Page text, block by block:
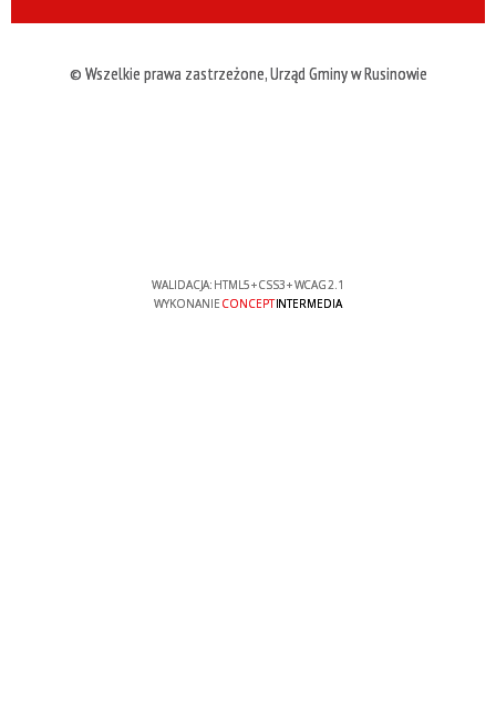
© Wszelkie prawa zastrzeżone, Urząd Gminy w Rusinowie
WALIDACJA: HTML5+CSS3+WCAG 2.1
WYKONANIE CONCEPTINTERMEDIA